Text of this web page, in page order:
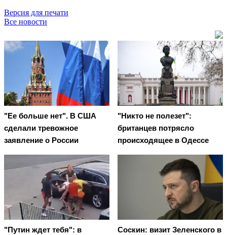
Версия для печати
Все новости
"Ее больше нет". В США
сделали тревожное
заявление о России
"Никто не полезет":
британцев потрясло
происходящее в Одессе
"Путин ждет тебя": в
Соскин: визит Зеленского в